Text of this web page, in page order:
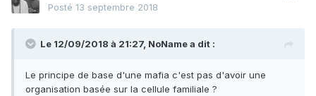
Posté 13 septembre 2018
Le 12/09/2018 à 21:27, NoNamea dit :
Le principe de base d'une mafia c'est pas d'avoir une
organisation basée sur la cellule familiale ?